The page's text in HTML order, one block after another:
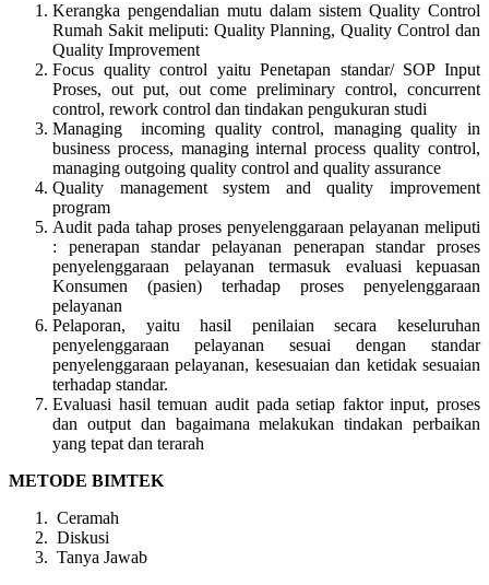
Kerangka pengendalian mutu dalam sistem Quality Control
Rumah Sakit meliputi: Quality Planning, Quality Control dan
Quality Improvement
Focus quality control yaitu Penetapan standar/ SOP Input
Proses, out put, out come preliminary control, concurrent
control, rework control dan tindakan pengukuran studi
Managing incoming quality control, managing quality in
business process, managing internal process quality control,
managing outgoing quality control and quality assurance
Quality management system and quality improvement
program
Audit pada tahap proses penyelenggaraan pelayanan meliputi
: penerapan standar pelayanan penerapan standar proses
penyelenggaraan pelayanan termasuk evaluasi kepuasan
Konsumen (pasien) terhadap proses penyelenggaraan
pelayanan
Pelaporan, yaitu hasil penilaian secara keseluruhan
penyelenggaraan pelayanan sesuai dengan standar
penyelenggaraan pelayanan, kesesuaian dan ketidak sesuaian
terhadap standar.
Evaluasi hasil temuan audit pada setiap faktor input, proses
dan output dan bagaimana melakukan tindakan perbaikan
yang tepat dan terarah
METODE BIMTEK
Ceramah
Diskusi
Tanya Jawab